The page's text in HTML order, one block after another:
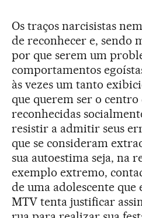
Os traços narcisistas
de reconhecer e, sendo
por que serem um
comportamentos
às vezes um tanto
que querem ser o centro
reconhecidas
resistir a admitir seus
que se consideram
sua autoestima seja, na
exemplo extremo,
de uma adolescente que
MTV tenta justificar